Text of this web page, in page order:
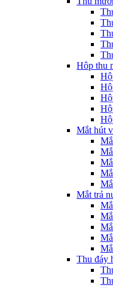
Hôp thu
Mắt hút
Mắt trả
Thu đáy